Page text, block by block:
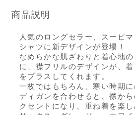
商品説明
人気のロングセラー、スーピ
シャツに新デザインが登場！
なめらかな肌ざわりと着心地
に、襟フリルのデザインが、
をプラスしてくれます。
一枚ではもちろん、寒い時期
ディガンを合わせると、襟か
クセントになり、重ね着を楽し